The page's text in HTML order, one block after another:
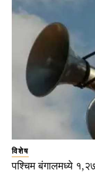
विशेष
पश्चिम बंगालमध्ये